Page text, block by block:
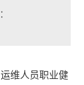
维人员职业健